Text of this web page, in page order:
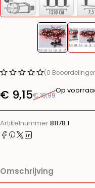
(0
€10,99
€ 9,15 Op
Artikelnummer:81178.1
Omschrijving